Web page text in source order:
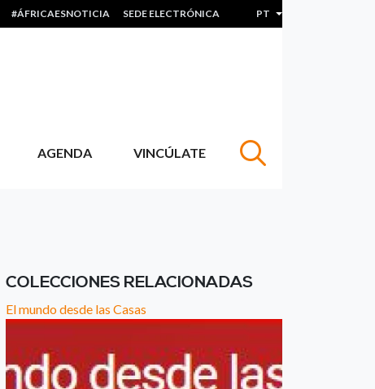
#ÁFRICAESNOTICIA SEDE ELECTRÓNICA PT Lista de ações
AGENDA VINCÚLATE
COLECCIONES RELACIONADAS
El mundo desde las Casas